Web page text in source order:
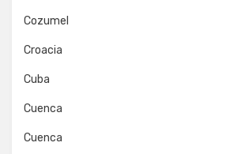
Cozumel
Croacia
Cuba
Cuenca
Cuenca